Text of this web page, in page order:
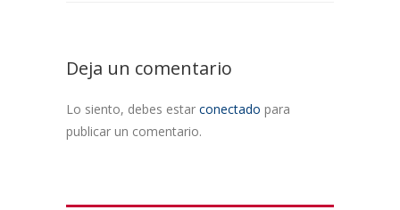
Deja un comentario
Lo siento, debes estar conectado para
publicar un comentario.